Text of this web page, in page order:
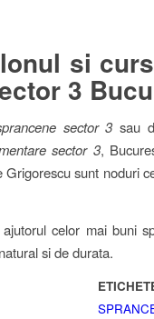
si
3
sector 3 sau
sector 3,
sunt noduri
celor mai buni
si de durata.